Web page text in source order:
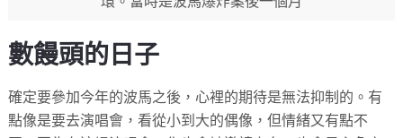
數饅頭的日子
確定要參加今年的波馬之後，心裡的期待是無法抑制的。有
點像是要去演唱會，看從小到大的偶像，但情緒又有點不